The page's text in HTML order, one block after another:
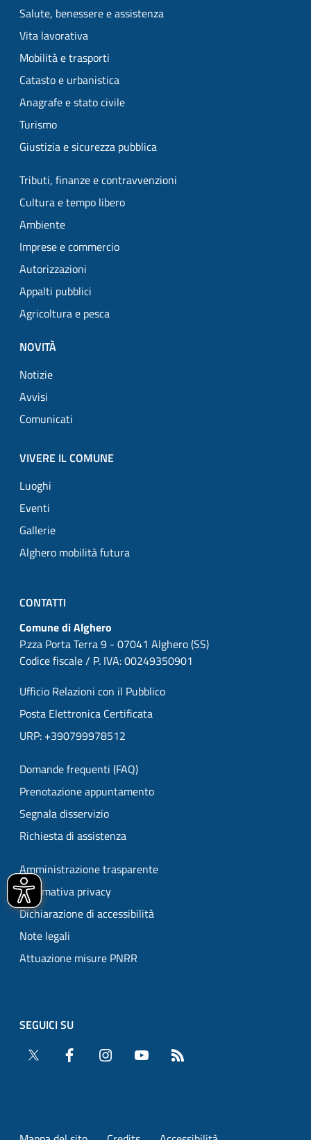
Salute, benessere e assistenza
Vita lavorativa
Mobilità e trasporti
Catasto e urbanistica
Anagrafe e stato civile
Turismo
Giustizia e sicurezza pubblica
Tributi, finanze e contravvenzioni
Cultura e tempo libero
Ambiente
Imprese e commercio
Autorizzazioni
Appalti pubblici
Agricoltura e pesca
NOVITÀ
Notizie
Avvisi
Comunicati
VIVERE IL COMUNE
Luoghi
Eventi
Gallerie
Alghero mobilità futura
CONTATTI
Comune di Alghero
P.zza Porta Terra 9 - 07041 Alghero (SS)
Codice fiscale / P. IVA: 00249350901
Ufficio Relazioni con il Pubblico
Posta Elettronica Certificata
URP: +390799978512
Domande frequenti (FAQ)
Prenotazione appuntamento
Segnala disservizio
Richiesta di assistenza
Amministrazione trasparente
Informativa privacy
Dichiarazione di accessibilità
Note legali
Attuazione misure PNRR
SEGUICI SU
Twitter
Facebook Instagram YouTube